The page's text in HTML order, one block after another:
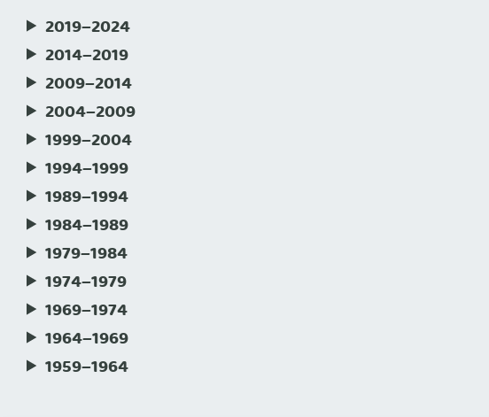
2019–2024
2014–2019
2009–2014
2004–2009
1999–2004
1994–1999
1989–1994
1984–1989
1979–1984
1974–1979
1969–1974
1964–1969
1959–1964